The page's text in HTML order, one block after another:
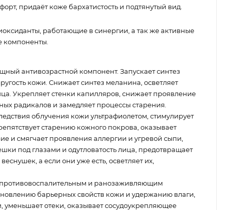
придаёт коже бархатистость и подтянутый вид.
работающие в синергии, а так же активные
компоненты.
антивозрастной компонент. Запускает синтез
кожи. Снижает синтез меланина, осветляет
Укрепляет стенки капилляров, снижает проявление
радикалов и замедляет процессы старения.
облучения кожи ультрафиолетом, стимулирует
старению кожного покрова, оказывает
и смягчает проявления аллергии и угревой сыпи,
под глазами и одутловатость лица, предотвращает
а если они уже есть, осветляет их,
и ранозаживляющим
барьерных свойств кожи и удержанию влаги,
уменьшает отеки, оказывает сосудоукрепляющее